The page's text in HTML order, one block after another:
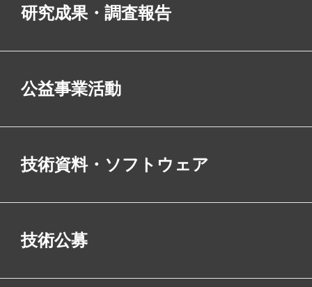
研究成果・調査報告
公益事業活動
技術資料・ソフトウェア
技術公募